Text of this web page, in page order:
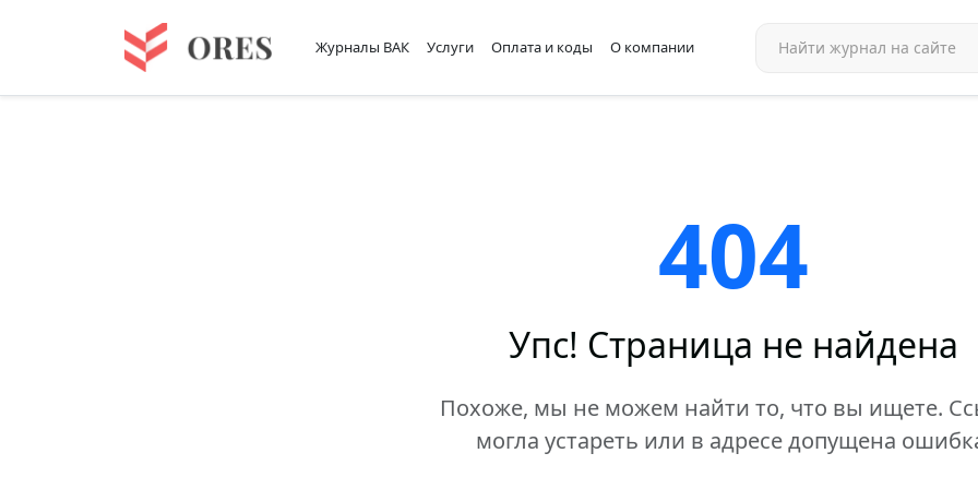
Журналы ВАК Услуги Оплата и коды О компании
404
Упс! Страница не найдена
Похоже, мы не можем найти то, что вы ищете.
могла устареть или в адресе допущена